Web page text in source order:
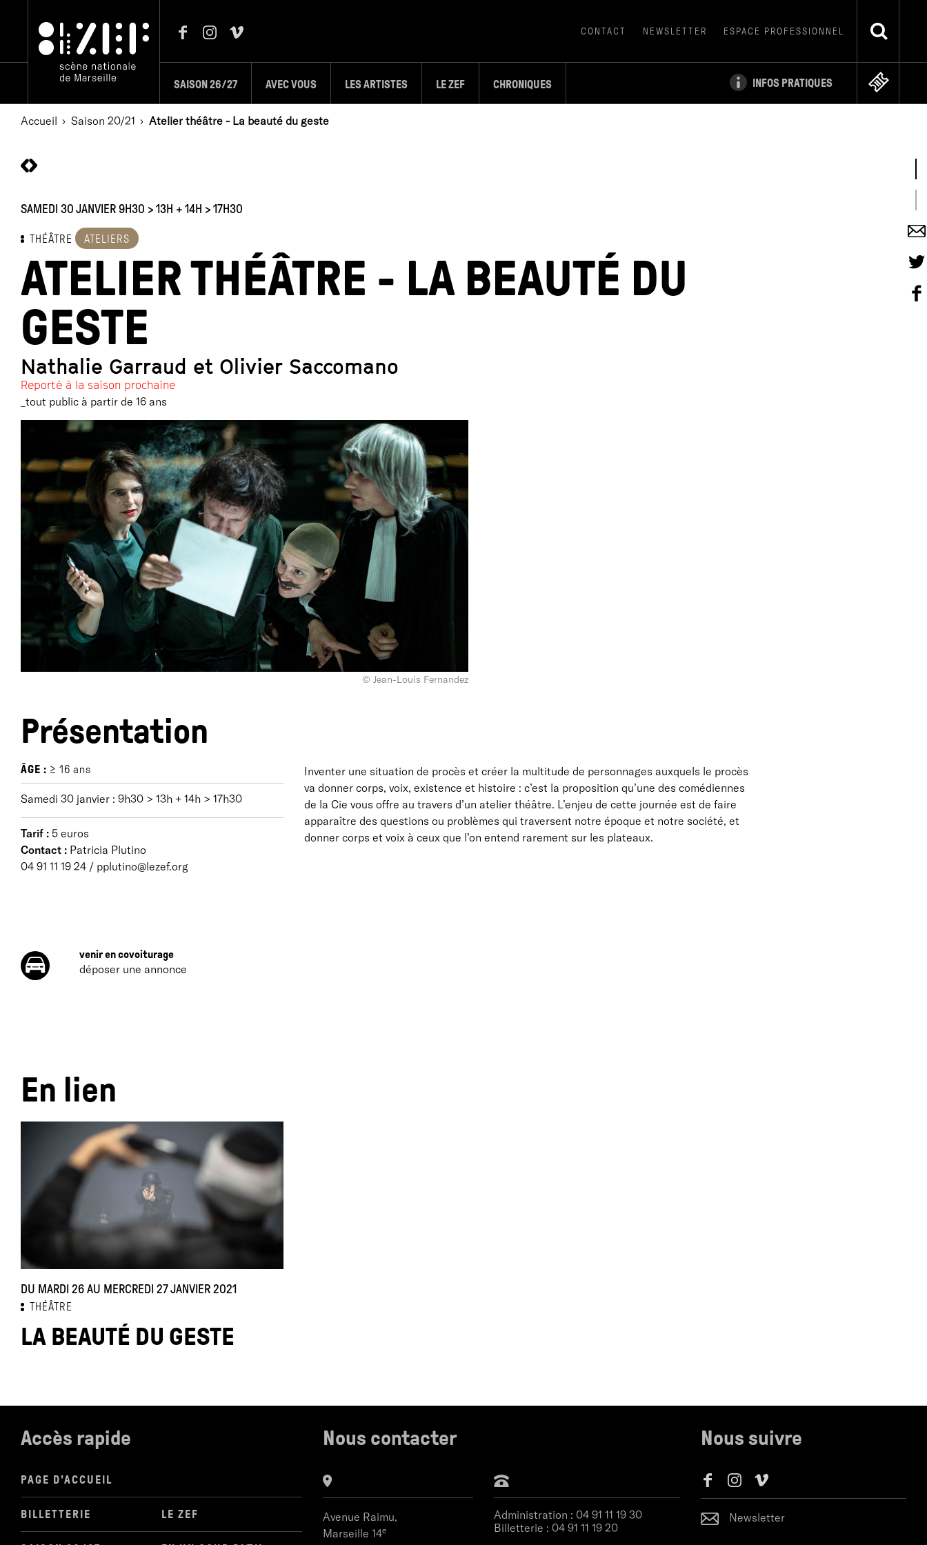
SAISON 26/27 AVEC VOUS LES ARTISTES LE ZEF CHRONIQUES INFOS PRATIQUES
CONTACT NEWSLETTER ESPACE PROFESSIONNEL
Accueil Saison 20/21 Atelier théâtre - La beauté du geste
SAMEDI 30 JANVIER 9H30 > 13H + 14H > 17H30
THÉÂTRE ATELIERS
ATELIER THÉÂTRE - LA BEAUTÉ DU
GESTE
Nathalie Garraud et Olivier Saccomano
Reporté à la saison prochaine
_tout public à partir de 16 ans
© Jean-Louis Fernandez
Présentation
Inventer une situation de procès et créer la multitude de personnages auxquels le procès
va donner corps, voix, existence et histoire : c’est la proposition qu’une des comédiennes
de la Cie vous offre au travers d’un atelier théâtre. L’enjeu de cette journée est de faire
apparaître des questions ou problèmes qui traversent notre époque et notre société, et
donner corps et voix à ceux que l’on entend rarement sur les plateaux.
ÂGE : ≥ 16 ans
Samedi 30 janvier : 9h30 > 13h + 14h > 17h30
Tarif : 5 euros
Contact : Patricia Plutino
04 91 11 19 24 / pplutino@lezef.org
venir en covoiturage
déposer une annonce
En lien
DU MARDI 26 AU MERCREDI 27 JANVIER 2021
THÉÂTRE
LA BEAUTÉ DU GESTE
Accès rapide
PAGE D'ACCUEIL
BILLETTERIE LE ZEF
Nous contacter
Avenue Raimu,
Marseille 14e
Administration : 04 91 11 19 30
Billetterie : 04 91 11 19 20
Nous suivre
Newsletter